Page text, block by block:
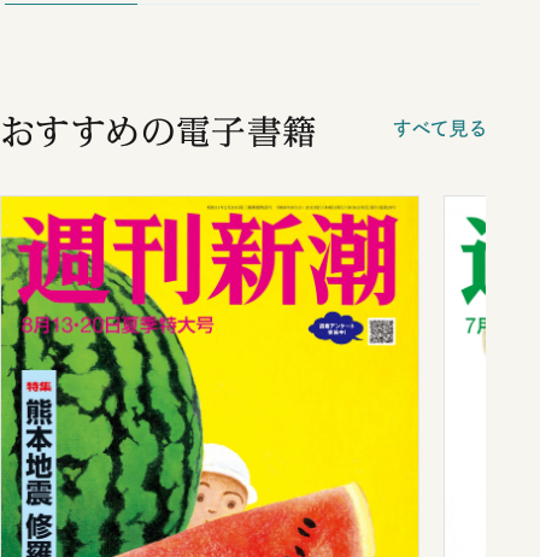
おすすめの電子書籍 すべて見る